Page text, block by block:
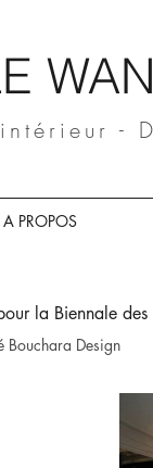
-
A PROPOS
la Biennale
Bouchara Design